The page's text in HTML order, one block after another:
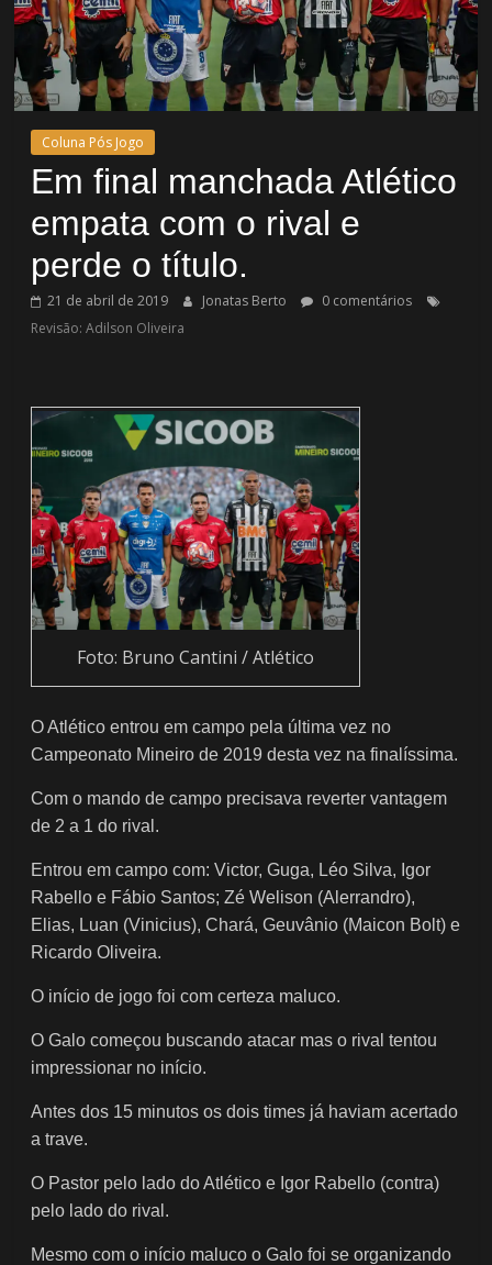
Coluna Pós Jogo
Em final manchada Atlético
empata com o rival e
perde o título.
21 de abril de 2019 Jonatas Berto
0 comentários
Revisão: Adilson Oliveira
Foto: Bruno Cantini / Atlético
O Atlético entrou em campo pela última vez no
Campeonato Mineiro de 2019 desta vez na finalíssima.
Com o mando de campo precisava reverter vantagem
de 2 a 1 do rival.
Entrou em campo com: Victor, Guga, Léo Silva, Igor
Rabello e Fábio Santos; Zé Welison (Alerrandro),
Elias, Luan (Vinicius), Chará, Geuvânio (Maicon Bolt) e
Ricardo Oliveira.
O início de jogo foi com certeza maluco.
O Galo começou buscando atacar mas o rival tentou
impressionar no início.
Antes dos 15 minutos os dois times já haviam acertado
a trave.
O Pastor pelo lado do Atlético e Igor Rabello (contra)
pelo lado do rival.
Mesmo com o início maluco o Galo foi se organizando